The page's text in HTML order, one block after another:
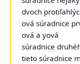
dvoch
ová súradnice
ová a y­ová
súradnice
tieto súradnice